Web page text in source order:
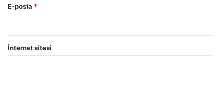
E-posta *
İnternet sitesi